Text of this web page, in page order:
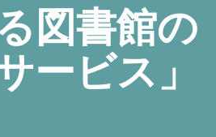
図書館の
ービス」